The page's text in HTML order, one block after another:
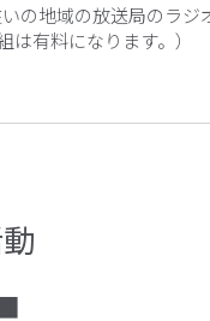
の地域の放送局のラジ
は有料になります。）